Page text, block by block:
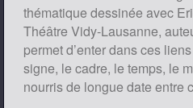
thématique dessinée avec
Théâtre Vidy-Lausanne,
permet d’enter dans ces
signe, le cadre, le temps, le
nourris de longue date entre